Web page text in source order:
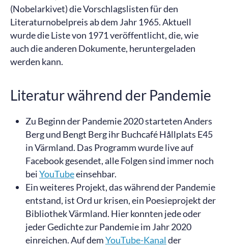
(Nobelarkivet) die Vorschlagslisten für den
Literaturnobelpreis ab dem Jahr 1965. Aktuell
wurde die Liste von 1971 veröffentlicht, die, wie
auch die anderen Dokumente, heruntergeladen
werden kann.
Literatur während der Pandemie
Zu Beginn der Pandemie 2020 starteten Anders
Berg und Bengt Berg ihr Buchcafé Hållplats E45
in Värmland. Das Programm wurde live auf
Facebook gesendet, alle Folgen sind immer noch
beiYouTubeeinsehbar.
Ein weiteres Projekt, das während der Pandemie
entstand, ist Ord ur krisen, ein Poesieprojekt der
Bibliothek Värmland. Hier konnten jede oder
jeder Gedichte zur Pandemie im Jahr 2020
einreichen. Auf demYouTube-Kanal der